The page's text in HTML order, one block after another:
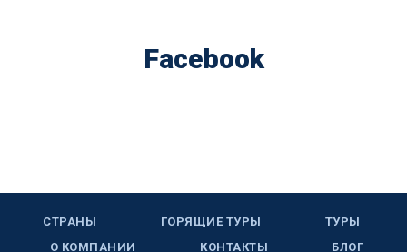
Facebook
СТРАНЫ ГОРЯЩИЕ ТУРЫ
ТУРЫ
О КОМПАНИИ
КОНТАКТЫ БЛОГ